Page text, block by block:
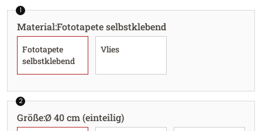
1
Material:Fototapete selbstklebend
Fototapete
selbstklebend
Vlies
2
Größe:Ø 40 cm (einteilig)